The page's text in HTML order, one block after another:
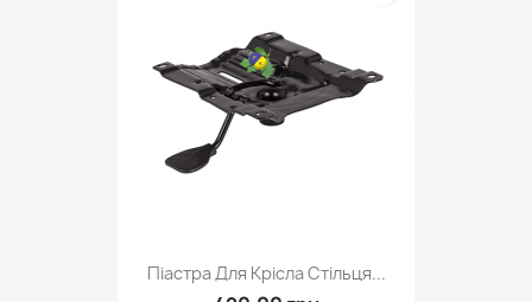
Піастра Для Крісла Стільця...